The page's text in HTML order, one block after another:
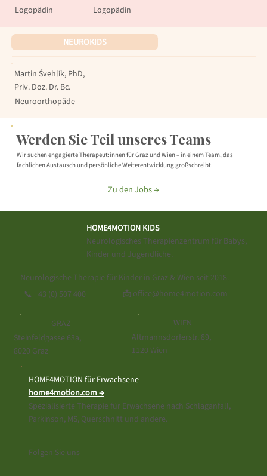
Logopädin
Logopädin
NEUROKIDS
Martin Śvehlík, PhD,
Priv. Doz. Dr. Bc.
Neuroorthopäde
Werden Sie Teil unseres Teams
Wir suchen engagierte Therapeut:innen für Graz und Wien – in einem Team, das
fachlichen Austausch und persönliche Weiterentwicklung großschreibt.
Zu den Jobs →
HOME4MOTION KIDS
Neurologisches Therapienzentrum für Babys,
Kinder und Jugendliche.
Neurologische Therapie für Kinder in Graz & Wien seit 2018.
📞 +43 (0) 507 400 📩 office@home4motion.com
GRAZ
Steinfeldgasse 63a,
8020 Graz
WIEN
Altmannsdorferstr. 89,
1120 Wien
HOME4MOTION für Erwachsene
home4motion.com →
Spezialisierte Therapie für Erwachsene nach Schlaganfall,
Parkinson, MS, Querschnitt und andere.
Folgen Sie uns